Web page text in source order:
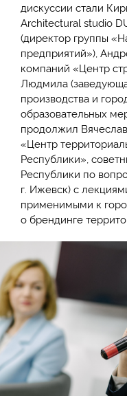
дискуссии стали
Architectural studio
(директор группы
предприятий»),
компаний «Центр
Людмила
производства и
образовательных
продолжил
«Центр
Республики»,
Республики по
г. Ижевск) с
применимыми к
о брендинге